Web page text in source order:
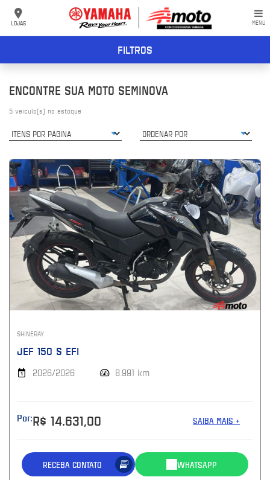
LOJAS MENU
FILTROS
ENCONTRE SUA MOTO SEMINOVA
5 veículo(s) no estoque
SHINERAY
JEF 150 S EFI
2026/2026 8.991 km
Por:R$ 14.631,00 SAIBA MAIS +
RECEBA CONTATO WHATSAPP